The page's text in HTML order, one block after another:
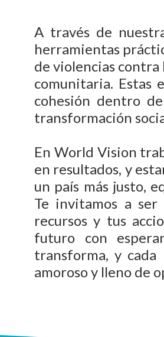
A través de
herramientas
de violencias contra
comunitaria. Estas
cohesión dentro
transformación
En World Vision
en resultados, y
un país más justo,
Te invitamos a
recursos y tus
futuro con
transforma, y
amoroso y lleno de